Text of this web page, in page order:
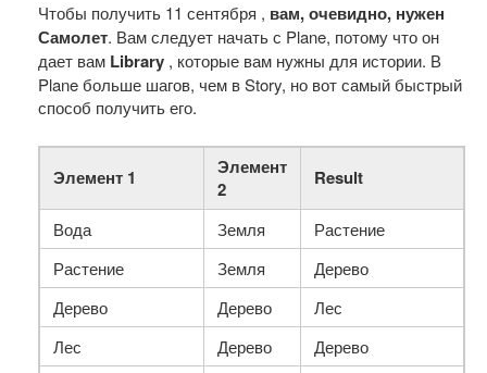
Чтобы получить 11 сентября , вам, очевидно, нужен
Самолет. Вам следует начать с Plane, потому что он
дает вам Library , которые вам нужны для истории. В
Plane больше шагов, чем в Story, но вот самый быстрый
способ получить его.
Элемент 1
Элемент
2
Result
Вода Земля
Растение
Растение
Земля
Дерево
Дерево
Дерево
Лес
Лес
Дерево
Дерево